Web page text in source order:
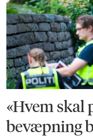
«Hvem skal
bevæpning